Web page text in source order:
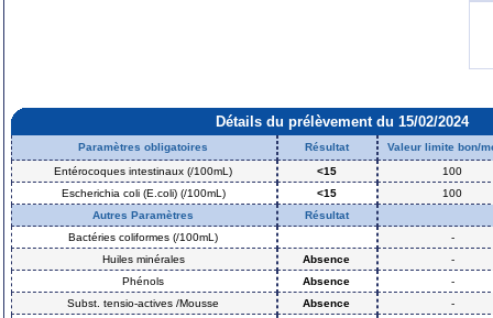
Détails du prélèvement du 15/02/2024
Paramètres obligatoires Résultat
Valeur limite bon/
Entérocoques intestinaux (/100mL)
<15
100
Escherichia coli (E.coli) (/100mL)
<15
100
Autres Paramètres
Résultat
Bactéries coliformes (/100mL)
-
Huiles minérales
Absence
-
Phénols
Absence
-
Subst. tensio-actives /Mousse
Absence
-